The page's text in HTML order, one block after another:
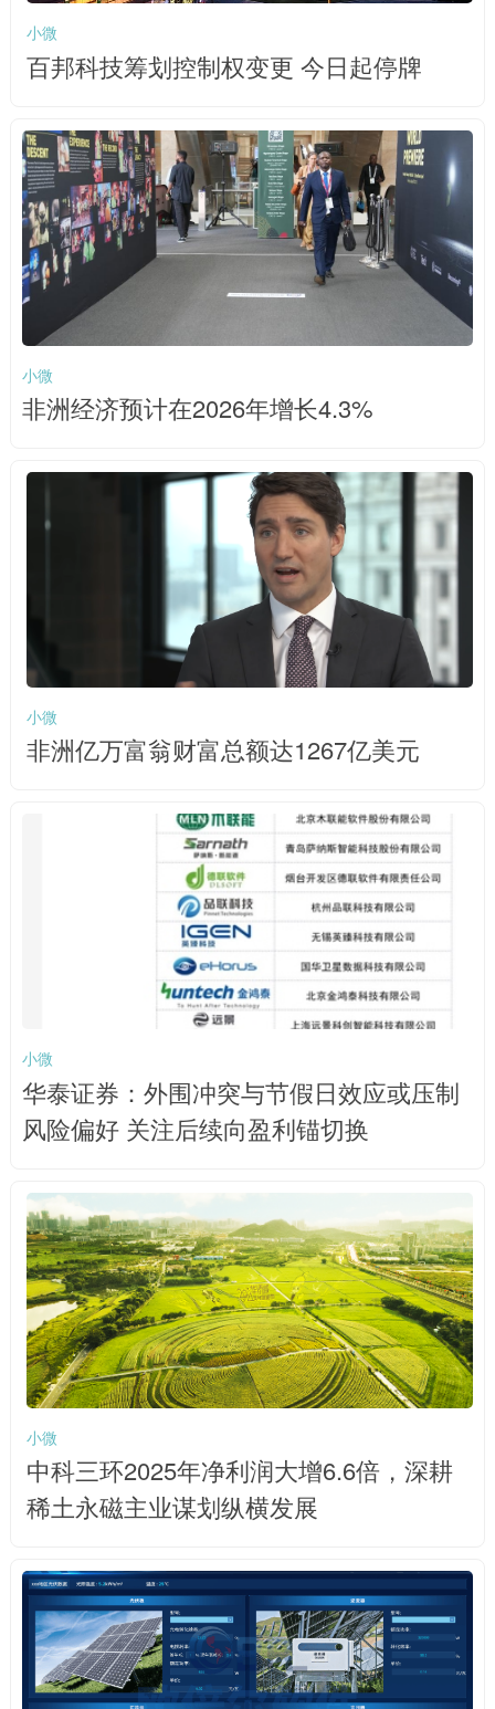
小微
百邦科技筹划控制权变更 今日起停牌
小微
非洲经济预计在2026年增长4.3%
小微
非洲亿万富翁财富总额达1267亿美元
小微
华泰证券：外围冲突与节假日效应或压制
风险偏好 关注后续向盈利锚切换
小微
中科三环2025年净利润大增6.6倍，深耕
稀土永磁主业谋划纵横发展